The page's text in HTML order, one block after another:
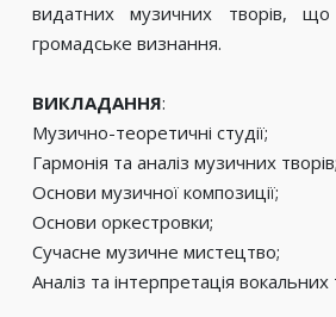
видатних музичних творів,
громадське визнання.
ВИКЛАДАННЯ:
Музично-теоретичні студії;
Гармонія та аналіз музичних творів;
Основи музичної композиції;
Основи оркестровки;
Сучасне музичне мистецтво;
Аналіз та інтерпретація вокальних